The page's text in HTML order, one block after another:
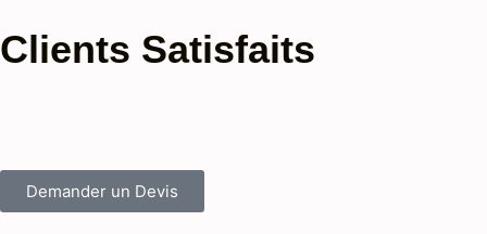
Clients Satisfaits
Demander un Devis